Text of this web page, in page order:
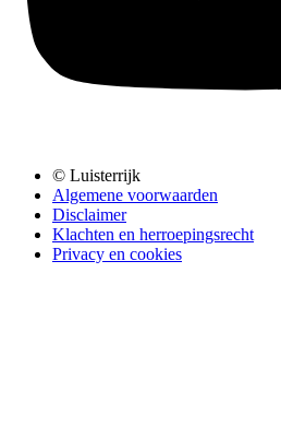
© Luisterrijk
Algemene voorwaarden
Disclaimer
Klachten en herroepingsrecht
Privacy en cookies